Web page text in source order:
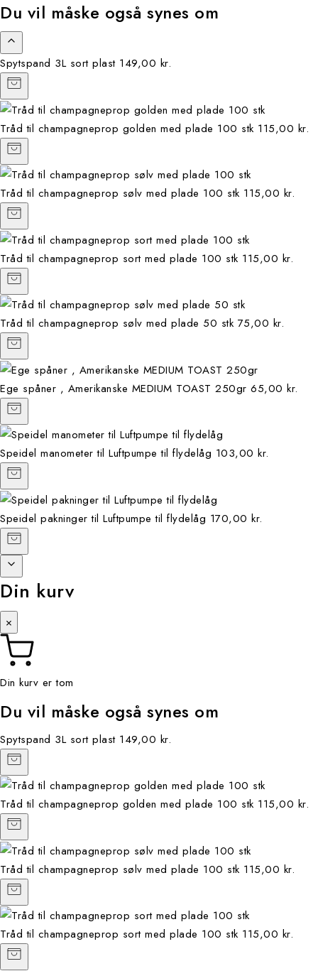
Du vil måske også synes om
Spytspand 3L sort plast 149,00 kr.
Tråd til champagneprop golden med plade 100 stk 115,00 kr.
Tråd til champagneprop sølv med plade 100 stk 115,00 kr.
Tråd til champagneprop sort med plade 100 stk 115,00 kr.
Tråd til champagneprop sølv med plade 50 stk 75,00 kr.
Ege spåner , Amerikanske MEDIUM TOAST 250gr 65,00 kr.
Speidel manometer til Luftpumpe til flydelåg 103,00 kr.
Speidel pakninger til Luftpumpe til flydelåg 170,00 kr.
Din kurv
×
Din kurv er tom
Du vil måske også synes om
Spytspand 3L sort plast 149,00 kr.
Tråd til champagneprop golden med plade 100 stk 115,00 kr.
Tråd til champagneprop sølv med plade 100 stk 115,00 kr.
Tråd til champagneprop sort med plade 100 stk 115,00 kr.